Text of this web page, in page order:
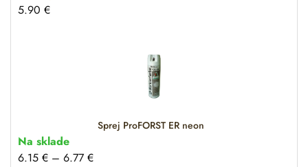
5.90 €
Sprej ProFORST ER neon
Na sklade
6.15 € – 6.77 €